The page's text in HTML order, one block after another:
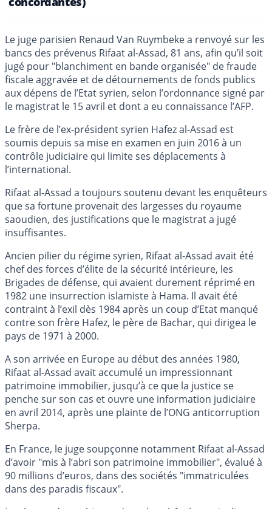
Le juge parisien Renaud Van Ruymbeke a renvoyé sur les
bancs des prévenus Rifaat al-Assad, 81 ans, afin qu’il soit
jugé pour "blanchiment en bande organisée" de fraude
fiscale aggravée et de détournements de fonds publics
aux dépens de l’Etat syrien, selon l’ordonnance signé par
le magistrat le 15 avril et dont a eu connaissance l’AFP.
Le frère de l’ex-président syrien Hafez al-Assad est
soumis depuis sa mise en examen en juin 2016 à un
contrôle judiciaire qui limite ses déplacements à
l’international.
Rifaat al-Assad a toujours soutenu devant les enquêteurs
que sa fortune provenait des largesses du royaume
saoudien, des justifications que le magistrat a jugé
insuffisantes.
Ancien pilier du régime syrien, Rifaat al-Assad avait été
chef des forces d’élite de la sécurité intérieure, les
Brigades de défense, qui avaient durement réprimé en
1982 une insurrection islamiste à Hama. Il avait été
contraint à l’exil dès 1984 après un coup d’Etat manqué
contre son frère Hafez, le père de Bachar, qui dirigea le
pays de 1971 à 2000.
A son arrivée en Europe au début des années 1980,
Rifaat al-Assad avait accumulé un impressionnant
patrimoine immobilier, jusqu’à ce que la justice se
penche sur son cas et ouvre une information judiciaire
en avril 2014, après une plainte de l’ONG anticorruption
Sherpa.
En France, le juge soupçonne notamment Rifaat al-Assad
d’avoir "mis à l’abri son patrimoine immobilier", évalué à
90 millions d’euros, dans des sociétés "immatriculées
dans des paradis fiscaux".